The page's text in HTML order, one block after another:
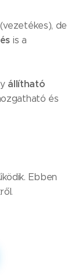
(vezetékes), de
is a
állítható
és
Ebben